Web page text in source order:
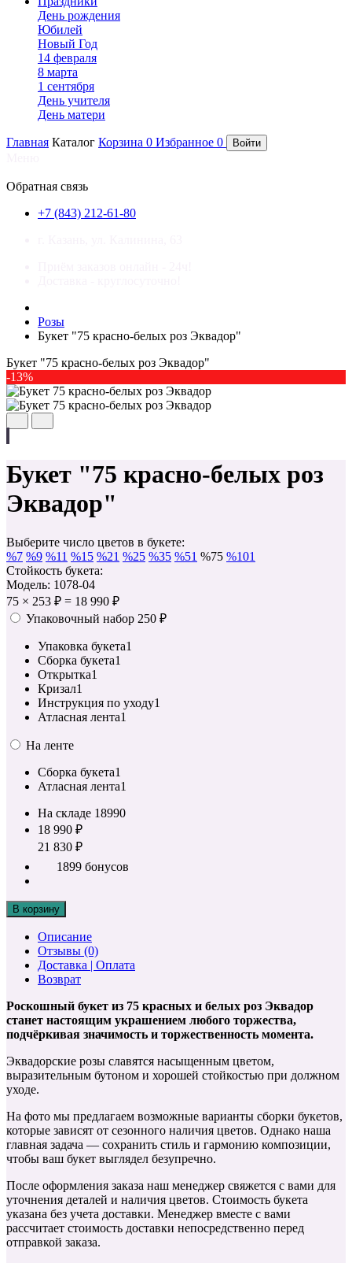
День рождения
Юбилей
Новый Год
14 февраля
8 марта
1 сентября
День учителя
День матери
Главная Каталог Корзина 0 Избранное 0 Войти
Обратная связь
+7 (843) 212-61-80
Розы
Букет "75 красно-белых роз Эквадор"
Букет "75 красно-белых роз Эквадор"
-13%
Букет "75 красно-белых роз
Эквадор"
Выберите число цветов в букете:
%7 %9 %11 %15 %21 %25 %35 %51 %75 %101
Стойкость букета:
Модель: 1078-04
75 × 253 ₽ = 18 990 ₽
Упаковочный набор 250 ₽
Упаковка букета1
Сборка букета1
Открытка1
Кризал1
Инструкция по уходу1
Атласная лента1
На ленте
Сборка букета1
Атласная лента1
На складе 18990
18 990 ₽
21 830 ₽
1899 бонусов
В корзину
Описание
Отзывы (0)
Доставка | Оплата
Возврат
Роскошный букет из 75 красных и белых роз Эквадор
станет настоящим украшением любого торжества,
подчёркивая значимость и торжественность момента.
Эквадорские розы славятся насыщенным цветом,
выразительным бутоном и хорошей стойкостью при должном
уходе.
На фото мы предлагаем возможные варианты сборки букетов,
которые зависят от сезонного наличия цветов. Однако наша
главная задача — сохранить стиль и гармонию композиции,
чтобы ваш букет выглядел безупречно.
После оформления заказа наш менеджер свяжется с вами для
уточнения деталей и наличия цветов. Стоимость букета
указана без учета доставки. Менеджер вместе с вами
рассчитает стоимость доставки непосредственно перед
отправкой заказа.